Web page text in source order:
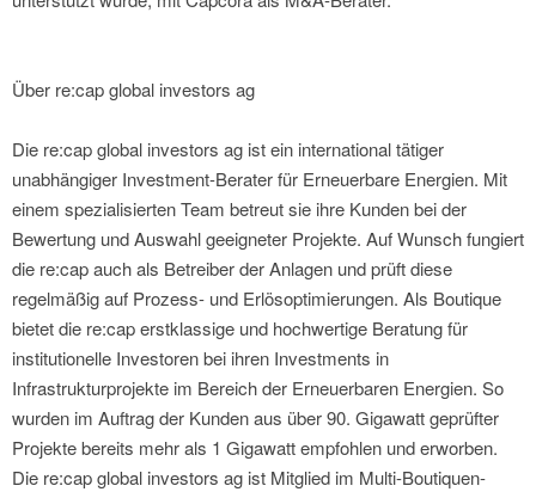
Über re:cap global investors ag
Die re:cap global investors ag ist ein international tätiger
unabhängiger Investment-Berater für Erneuerbare Energien. Mit
einem spezialisierten Team betreut sie ihre Kunden bei der
Bewertung und Auswahl geeigneter Projekte. Auf Wunsch fungiert
die re:cap auch als Betreiber der Anlagen und prüft diese
regelmäßig auf Prozess- und Erlösoptimierungen. Als Boutique
bietet die re:cap erstklassige und hochwertige Beratung für
institutionelle Investoren bei ihren Investments in
Infrastrukturprojekte im Bereich der Erneuerbaren Energien. So
wurden im Auftrag der Kunden aus über 90. Gigawatt geprüfter
Projekte bereits mehr als 1 Gigawatt empfohlen und erworben.
Die re:cap global investors ag ist Mitglied im Multi-Boutiquen-